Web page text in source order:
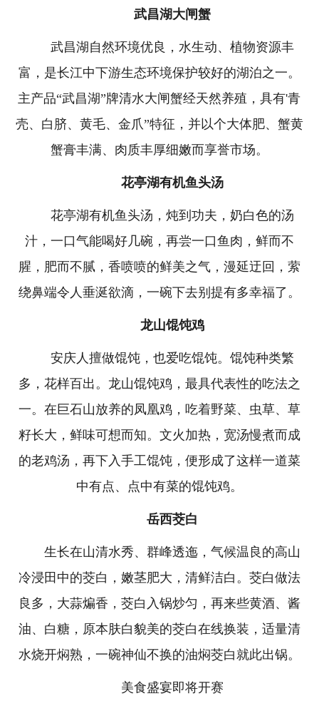
武昌湖大闸蟹
武昌湖自然环境优良，水生动、植物资源丰
富，是长江中下游生态环境保护较好的湖泊之一。
主产品“武昌湖”牌清水大闸蟹经天然养殖，具有'青
壳、白脐、黄毛、金爪”特征，并以个大体肥、蟹黄
蟹膏丰满、肉质丰厚细嫩而享誉市场。
花亭湖有机鱼头汤
花亭湖有机鱼头汤，炖到功夫，奶白色的汤
汁，一口气能喝好几碗，再尝一口鱼肉，鲜而不
腥，肥而不腻，香喷喷的鲜美之气，漫延迂回，萦
绕鼻端令人垂涎欲滴，一碗下去别提有多幸福了。
龙山馄饨鸡
安庆人擅做馄饨，也爱吃馄饨。馄饨种类繁
多，花样百出。龙山馄饨鸡，最具代表性的吃法之
一。在巨石山放养的凤凰鸡，吃着野菜、虫草、草
籽长大，鲜味可想而知。文火加热，宽汤慢煮而成
的老鸡汤，再下入手工馄饨，便形成了这样一道菜
中有点、点中有菜的馄饨鸡。
岳西茭白
生长在山清水秀、群峰透迤，气候温良的高山
冷浸田中的茭白，嫩茎肥大，清鲜洁白。茭白做法
良多，大蒜煸香，茭白入锅炒匀，再来些黄酒、酱
油、白糖，原本肤白貌美的茭白在线换装，适量清
水烧开焖熟，一碗神仙不换的油焖茭白就此出锅。
美食盛宴即将开赛